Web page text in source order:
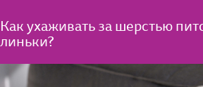
Для взрослых кошек
Мнение экспертов
Полезные материалы
Как ухаживать за шерстью
линьки?